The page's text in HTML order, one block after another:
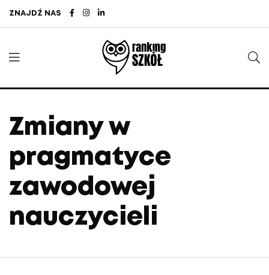
ZNAJDŹ NAS
Zmiany w
pragmatyce
zawodowej
nauczycieli